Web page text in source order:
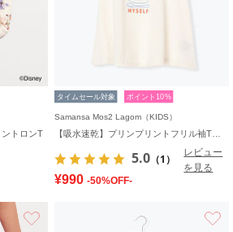
ントロンT
タイムセール対象 ポイント10%
Samansa Mos2 Lagom（KIDS）
5.0 （1）
レビュー
を見る
¥990 -50%OFF-